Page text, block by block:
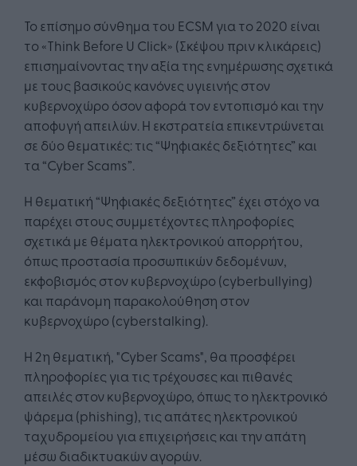
Το επίσημο σύνθημα του ECSM για το 2020 είναι
το «Think Before U Click» (Σκέψου πριν κλικάρεις)
επισημαίνοντας την αξία της ενημέρωσης σχετικά
με τους βασικούς κανόνες υγιεινής στον
κυβερνοχώρο όσον αφορά τον εντοπισμό και την
αποφυγή απειλών. Η εκστρατεία επικεντρώνεται
σε δύο θεματικές: τις “Ψηφιακές δεξιότητες” και
τα “Cyber Scams”.
Η θεματική “Ψηφιακές δεξιότητες” έχει στόχο να
παρέχει στους συμμετέχοντες πληροφορίες
σχετικά με θέματα ηλεκτρονικού απορρήτου,
όπως προστασία προσωπικών δεδομένων,
εκφοβισμός στον κυβερνοχώρο (cyberbullying)
και παράνομη παρακολούθηση στον
κυβερνοχώρο (cyberstalking).
Η 2η θεματική, "Cyber Scams", θα προσφέρει
πληροφορίες για τις τρέχουσες και πιθανές
απειλές στον κυβερνοχώρο, όπως το ηλεκτρονικό
ψάρεμα (phishing), τις απάτες ηλεκτρονικού
ταχυδρομείου για επιχειρήσεις και την απάτη
μέσω διαδικτυακών αγορών.